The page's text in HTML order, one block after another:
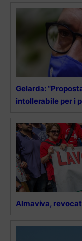
Gelarda:
intollerabile per i
Almaviva,